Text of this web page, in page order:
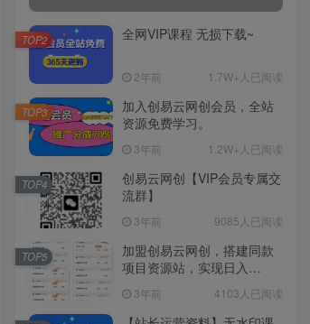
全网VIP课程 无损下载~
2年前 1.7W+人已阅读
TOP2
加入创易云网创会员，全站
资源免费学习。
3年前 1.2W+人已阅读
TOP3
创易云网创【VIP会员专属交
流群】
3年前 9085人已阅读
TOP4
加盟创易云网创，搭建同款
项目资源站，实现日入
3年前 4103人已阅读
TOP5